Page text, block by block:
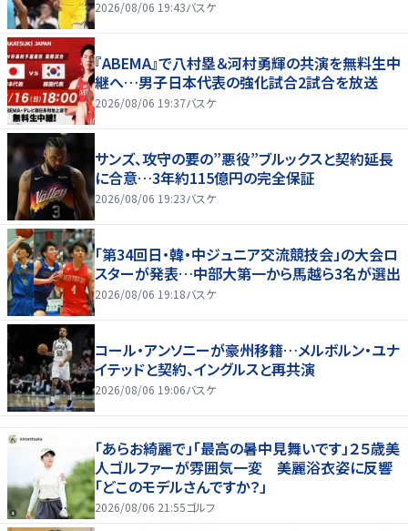
2026/08/06 19:43バスケ
『ABEMA』で八村塁＆河村勇輝の共演を無料生中
継へ…男子日本代表の強化試合2試合を放送
2026/08/06 19:37バスケ
サンズ、攻守の要の”悪役”ブルックスと契約延長
に合意…3年約115億円の完全保証
2026/08/06 19:23バスケ
「第34回日・韓・中ジュニア交流競技会」の大会ロ
スターが発表…中部大第一から馬越ら3名が選出
2026/08/06 19:18バスケ
コール・アンソニーが豪州移籍…メルボルン・ユナ
イテッドと契約、イングルスと再共演
2026/08/06 19:06バスケ
「あらお綺麗で」「最高の暑中見舞いです」２５歳美
人ゴルファーが雰囲気一変 美麗浴衣姿に反響
「どこのモデルさんですか？」
2026/08/06 21:55ゴルフ